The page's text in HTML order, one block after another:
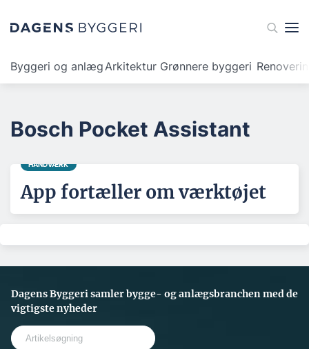
Byggeri og anlægArkitektur Grønnere byggeri
Bosch Pocket Assistant
HÅNDVÆRK
App fortæller om værktøjet
Dagens Byggeri samler bygge- og anlægsbranchen med de
vigtigste nyheder